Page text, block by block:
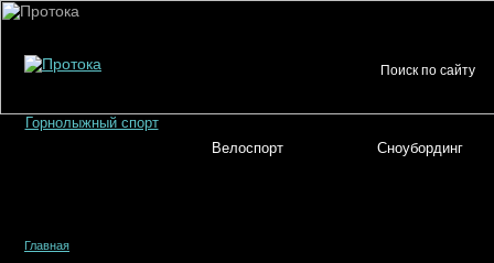
Горнолыжный спорт
Велоспорт
Сноубординг
Главная